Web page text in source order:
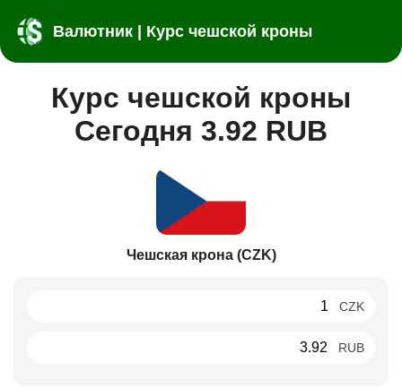
Валютник | Курс чешской кроны
Курс чешской кроны
Сегодня 3.92 RUB
Чешская крона (CZK)
CZK
RUB